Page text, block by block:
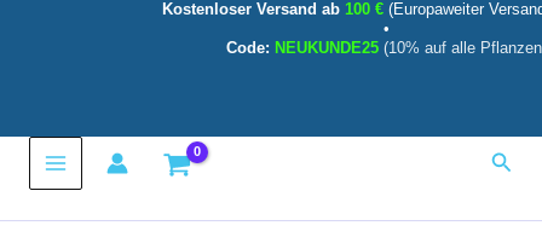
Kostenloser Versand ab 100 € (Europaweiter
•
Code: NEUKUNDE25 (10% auf alle
Main